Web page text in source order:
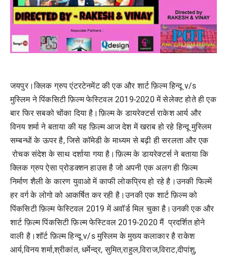
जयपुर।क्लिक ग्रुप एंटरटेनमेंट की एक और शार्ट फ़िल्म हिन्दू v/s
मुस्लिम ने पिंकसिटी फ़िल्म फेस्टिवल 2019-2020 में सेलेक्ट होते ही एक
बार फिर सबको चोंका दिया है।फ़िल्म के डायरेक्टर्स राकेश आर्य और
विनय शर्मा ने बताया की यह फ़िल्म आज देश में खराब हो रहे हिन्दू मुस्लिम
सम्बन्धों के ऊपर है, जिसे कॉमेडी के माध्यम से बढ़ी ही सरलता और एक
रोचक संदेश के साथ दर्शाया गया है।फ़िल्म के डायरेक्टर्स ने बताया कि
क्लिक ग्रुप ऐसा प्रोडक्शन हाउस है जो अपनी एक अलग ही फ़िल्म
निर्माण शैली के कारण युवाओ में काफी लोकप्रिय हो रहे है।उनकी फिल्में
हर वर्ग के लोगो को आकर्षित कर रही है।उनकी एक शार्ट फ़िल्म को
पिंकसिटी फ़िल्म फेस्टिवल 2019 में अवॉर्ड मिल चुका है।उनकी एक और
शार्ट फ़िल्म पिंकसिटी फ़िल्म फेस्टिवल 2019-2020 मैं प्रदर्शित होने
वाली है।शॉर्ट फ़िल्म हिन्दू v/s मुस्लिम के मुख्य कलाकार है राकेश
आर्य,विनय शर्मा,श्रीकांत, धर्मेन्द्र, सुमित,राहुल,विराज,विराट,दीपांशु,